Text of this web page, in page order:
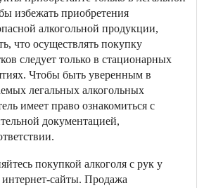
избежать приобретения
алкогольной продукции,
что осуществлять покупку
следует только в стационарных
Чтобы быть уверенным в
легальных алкогольных
имеет право ознакомиться с
документацией,
покупкой алкоголя с рук у
сайты. Продажа